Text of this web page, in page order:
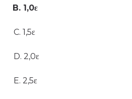
B. 1,0ε
C. 1,5ε
D. 2,0ε
E. 2,5ε